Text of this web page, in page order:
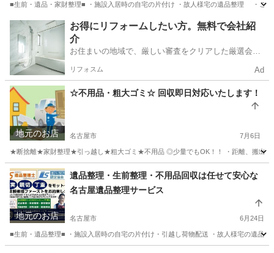
■生前・遺品・家財整理■ ・施設入居時の自宅の片付け ・故人様宅の遺品整理 ・ご
愛知 名古屋市 遺品整理 遺品整理士
お得にリフォームしたい方。無料で会社紹
介
お住まいの地域で、厳しい審査をクリアした厳選会社
リフォスム Ad
地元のお店
☆不用品・粗大ゴミ☆ 回収即日対応いたします！
名古屋市 7月6日
★断捨離★家財整理★引っ越し★粗大ゴミ★不用品 ◎少量でもOK！！ ・距離、搬出
愛知 名古屋市 不用品回収 料金
地元のお店
遺品整理・生前整理・不用品回収は任せて安心な
名古屋遺品整理サービス
名古屋市 6月24日
■生前・遺品整理■ ・施設入居時の自宅の片付け・引越し荷物配送 ・故人様宅の遺